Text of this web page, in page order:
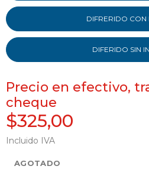
DIFRERIDO CON
DIFERIDO SIN
Precio en efectivo,
cheque
$325,00
Incluido IVA
AGOTADO